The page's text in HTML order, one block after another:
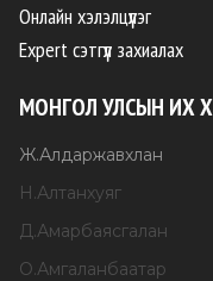
Онлайн хэлэлцүүлэг
Expert сэтгүүл захиалах
МОНГОЛ УЛСЫН ИХ
Ж.Алдаржавхлан
Н.Алтанхуяг
Д.Амарбаясгалан
О.Амгаланбаатар